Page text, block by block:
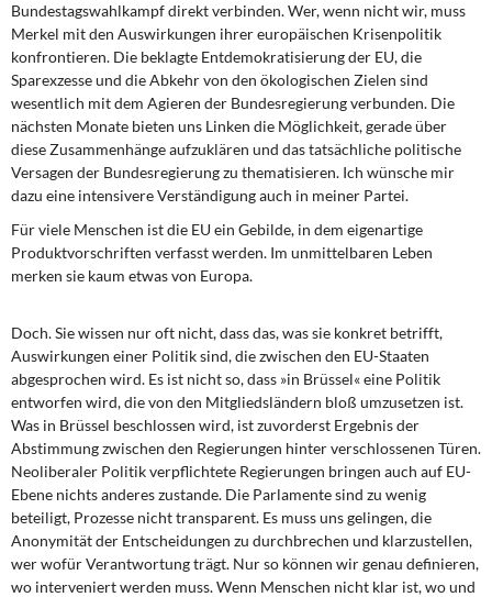
Bundestagswahlkampf direkt verbinden. Wer, wenn nicht wir, muss
Merkel mit den Auswirkungen ihrer europäischen Krisenpolitik
konfrontieren. Die beklagte Entdemokratisierung der EU, die
Sparexzesse und die Abkehr von den ökologischen Zielen sind
wesentlich mit dem Agieren der Bundesregierung verbunden. Die
nächsten Monate bieten uns Linken die Möglichkeit, gerade über
diese Zusammenhänge aufzuklären und das tatsächliche politische
Versagen der Bundesregierung zu thematisieren. Ich wünsche mir
dazu eine intensivere Verständigung auch in meiner Partei.
Für viele Menschen ist die EU ein Gebilde, in dem eigenartige
Produktvorschriften verfasst werden. Im unmittelbaren Leben
merken sie kaum etwas von Europa.
Doch. Sie wissen nur oft nicht, dass das, was sie konkret betrifft,
Auswirkungen einer Politik sind, die zwischen den EU-Staaten
abgesprochen wird. Es ist nicht so, dass »in Brüssel« eine Politik
entworfen wird, die von den Mitgliedsländern bloß umzusetzen ist.
Was in Brüssel beschlossen wird, ist zuvorderst Ergebnis der
Abstimmung zwischen den Regierungen hinter verschlossenen Türen.
Neoliberaler Politik verpflichtete Regierungen bringen auch auf EU-
Ebene nichts anderes zustande. Die Parlamente sind zu wenig
beteiligt, Prozesse nicht transparent. Es muss uns gelingen, die
Anonymität der Entscheidungen zu durchbrechen und klarzustellen,
wer wofür Verantwortung trägt. Nur so können wir genau definieren,
wo interveniert werden muss. Wenn Menschen nicht klar ist, wo und